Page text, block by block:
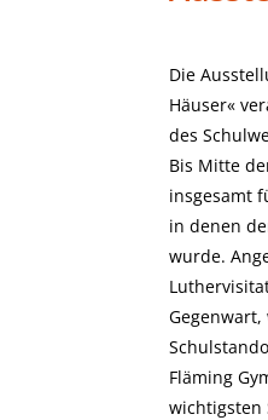
Die
Häuser«
des
Bis Mitte
insgesamt
in denen
wurde.
Fläming
wichtigsten